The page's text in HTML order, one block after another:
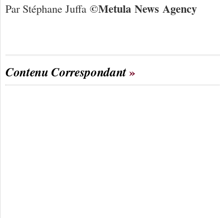
Par Stéphane Juffa ©Metula News Agency
Contenu Correspondant